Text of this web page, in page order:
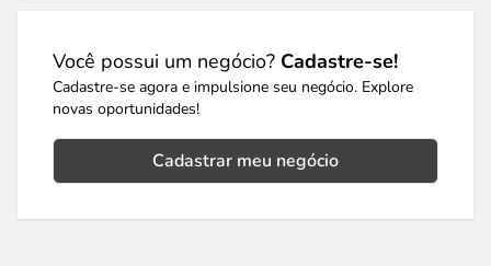
Você possui um negócio? Cadastre-se!
Cadastre-se agora e impulsione seu negócio. Explore
novas oportunidades!
Cadastrar meu negócio